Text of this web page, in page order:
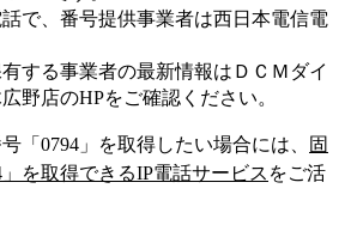
で、番号提供事業者は西日本電信電
する事業者の最新情報は ＤＣＭダイ
野店のHPをご確認ください。
「 0794 」を取得したい場合には、
固
」を取得できるIP電話サービス をご活